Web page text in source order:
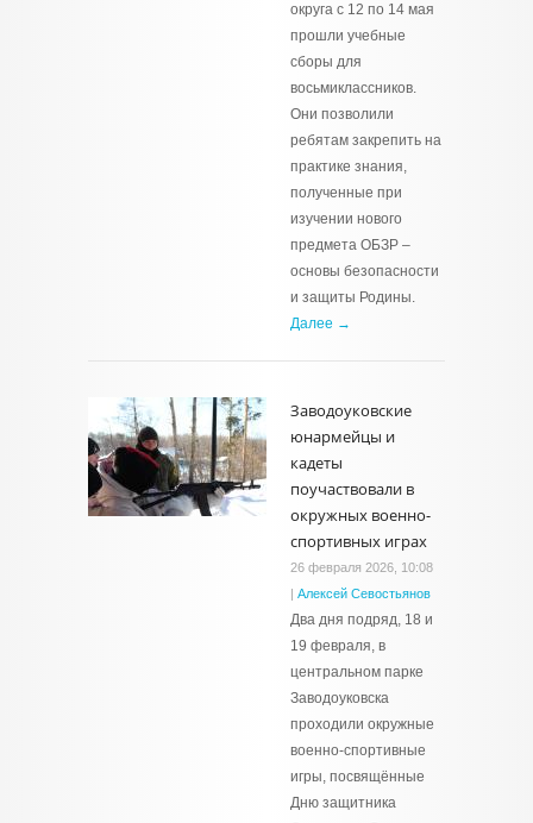
округа с 12 по 14 мая
прошли учебные
сборы для
восьмиклассников.
Они позволили
ребятам закрепить на
практике знания,
полученные при
изучении нового
предмета ОБЗР –
основы безопасности
и защиты Родины.
Далее →
Заводоуковские
юнармейцы и
кадеты
поучаствовали в
окружных военно-
спортивных играх
26 февраля 2026, 10:08
| Алексей Севостьянов
Два дня подряд, 18 и
19 февраля, в
центральном парке
Заводоуковска
проходили окружные
военно-спортивные
игры, посвящённые
Дню защитника